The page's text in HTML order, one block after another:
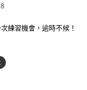
練習機會，逾時不候！